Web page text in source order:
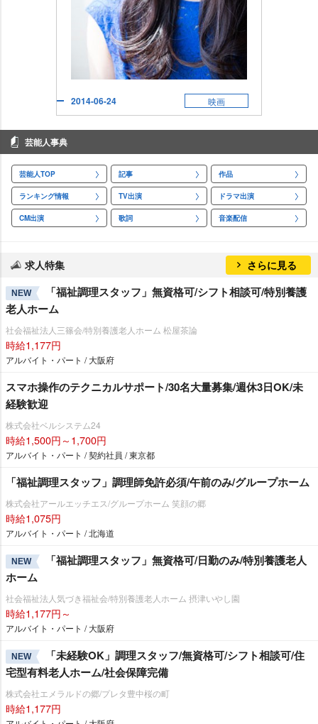
2014-06-24 映画
芸能人事典
芸能人TOP 記事 作品
ランキング情報 TV出演 ドラマ出演
CM出演 歌詞 音楽配信
求人特集 さらに見る
NEW
「福祉調理スタッフ」無資格可/シフト相談可/特別養護
老人ホーム
社会福祉法人三篠会/特別養護老人ホーム 松屋茶論
時給1,177円
アルバイト・パート / 大阪府
スマホ操作のテクニカルサポート/30名大量募集/週休3日OK/未
経験歓迎
株式会社ベルシステム24
時給1,500円～1,700円
アルバイト・パート / 契約社員 / 東京都
「福祉調理スタッフ」調理師免許必須/午前のみ/グループホーム
株式会社アールエッチエス/グループホーム 笑顔の郷
時給1,075円
アルバイト・パート / 北海道
NEW
「福祉調理スタッフ」無資格可/日勤のみ/特別養護老人
ホーム
社会福祉法人気づき福祉会/特別養護老人ホーム 摂津いやし園
時給1,177円～
アルバイト・パート / 大阪府
NEW
「未経験OK」調理スタッフ/無資格可/シフト相談可/住
宅型有料老人ホーム/社会保障完備
株式会社エメラルドの郷/プレタ豊中桜の町
時給1,177円